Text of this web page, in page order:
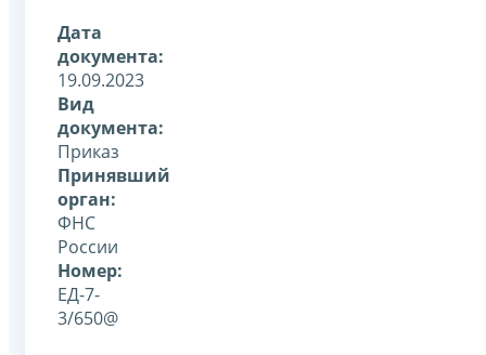
Дата
документа:
19.09.2023
Вид
документа:
Приказ
Принявший
орган:
ФНС
России
Номер:
ЕД-7-
3/650@